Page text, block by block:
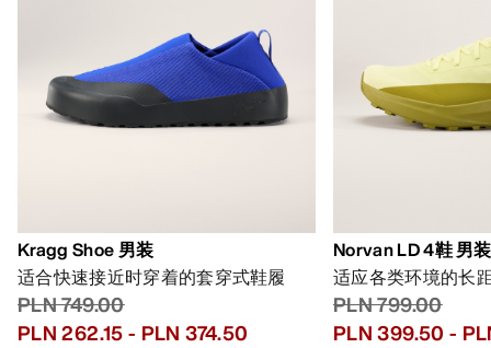
Kragg Shoe 男装
适合快速接近时穿着的套穿式鞋履
PLN 749.00
PLN 262.15- PLN 374.50
Norvan LD 4鞋 男装
适应各类环境的长
PLN 799.00
PLN 399.50 -